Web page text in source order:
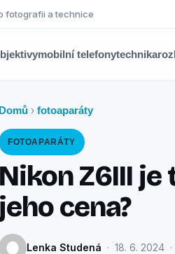
fotografii a technice
mobilní telefonytechnika
Domů › fotoaparáty
FOTOAPARÁTY
Nikon Z6III je
jeho cena?
Lenka Studená · 18. 6. 2024